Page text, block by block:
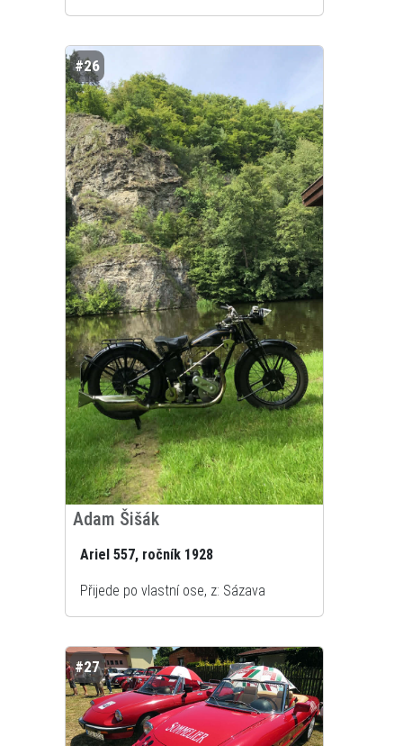
#26
Adam Šišák
Ariel 557, ročník 1928
Přijede po vlastní ose, z: Sázava
#27